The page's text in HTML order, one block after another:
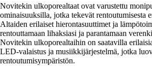
Novitekin ulkoporealtaat ovat varustettu
ominaisuuksilla, jotka tekevät rentoutumisesta
Altaiden erilaiset hierontasuuttimet ja
rentouttamaan lihaksiasi ja parantamaan
Novitekin ulkoporealtaihin on saatavilla
LED-valaistus ja musiikkijärjestelmä, jotka
rentoutumisympäristön.